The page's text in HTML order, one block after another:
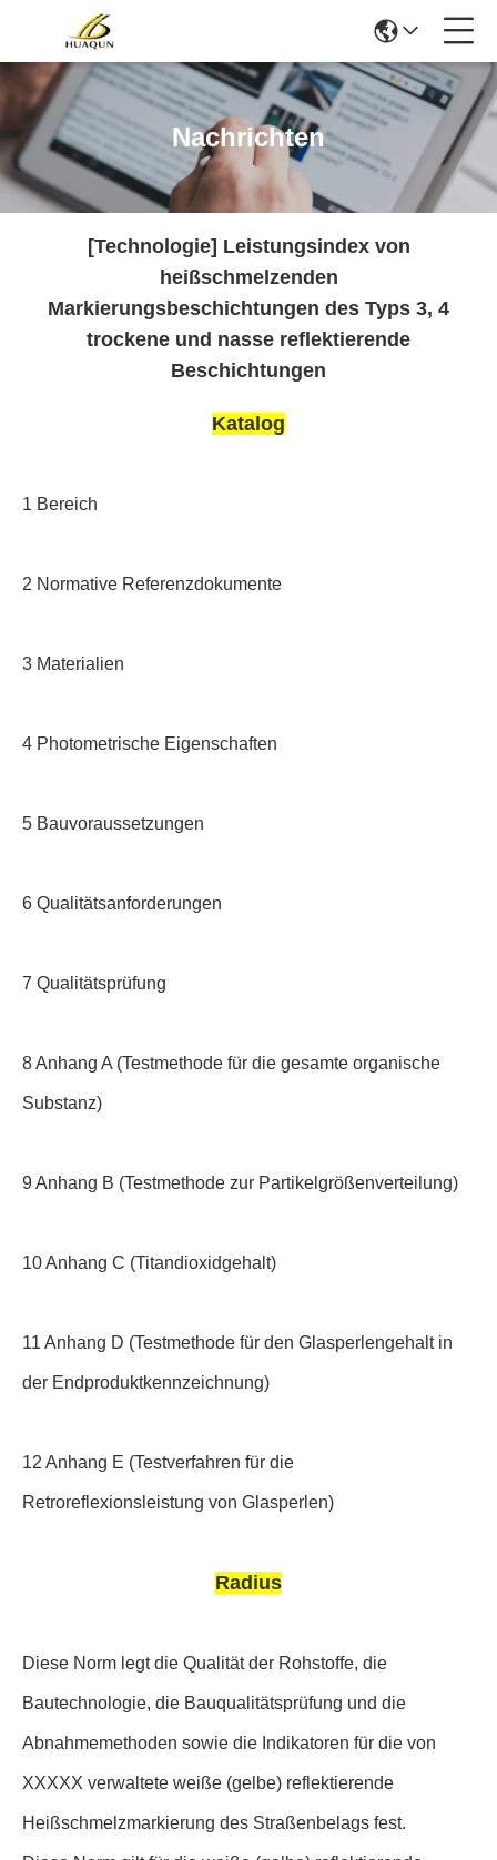
Nachrichten
[Technologie] Leistungsindex von
heißschmelzenden
Markierungsbeschichtungen des Typs 3, 4
trockene und nasse reflektierende
Beschichtungen
Katalog
1 Bereich
2 Normative Referenzdokumente
3 Materialien
4 Photometrische Eigenschaften
5 Bauvoraussetzungen
6 Qualitätsanforderungen
7 Qualitätsprüfung
8 Anhang A (Testmethode für die gesamte organische
Substanz)
9 Anhang B (Testmethode zur Partikelgrößenverteilung)
10 Anhang C (Titandioxidgehalt)
11 Anhang D (Testmethode für den Glasperlengehalt in
der Endproduktkennzeichnung)
12 Anhang E (Testverfahren für die
Retroreflexionsleistung von Glasperlen)
Radius
Diese Norm legt die Qualität der Rohstoffe, die
Bautechnologie, die Bauqualitätsprüfung und die
Abnahmemethoden sowie die Indikatoren für die von
XXXXX verwaltete weiße (gelbe) reflektierende
Heißschmelzmarkierung des Straßenbelags fest.